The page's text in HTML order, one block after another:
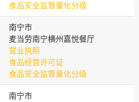
食品安全监督量化分级
南宁市
麦当劳南宁横州嘉悦餐厅
营业执照
食品经营许可证
食品安全监督量化分级
南宁市